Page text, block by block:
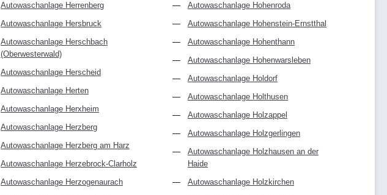
Autowaschanlage Herrenberg
Autowaschanlage Hersbruck
Autowaschanlage Herschbach
(Oberwesterwald)
Autowaschanlage Herscheid
Autowaschanlage Herten
Autowaschanlage Herxheim
Autowaschanlage Herzberg
Autowaschanlage Herzberg am Harz
Autowaschanlage Herzebrock-Clarholz
Autowaschanlage Herzogenaurach
Autowaschanlage Hohenroda
Autowaschanlage Hohenstein-Ernstthal
Autowaschanlage Hohenthann
Autowaschanlage Hohenwarsleben
Autowaschanlage Holdorf
Autowaschanlage Holthusen
Autowaschanlage Holzappel
Autowaschanlage Holzgerlingen
Autowaschanlage Holzhausen an der
Haide
Autowaschanlage Holzkirchen